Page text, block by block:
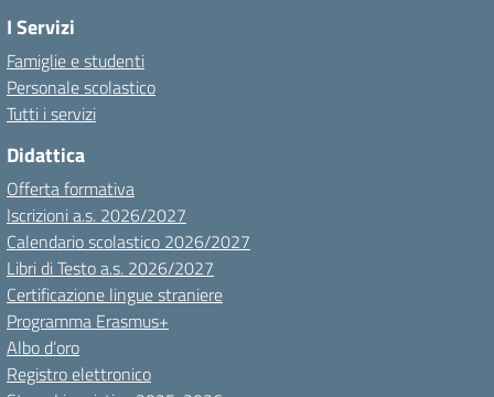
I Servizi
Famiglie e studenti
Personale scolastico
Tutti i servizi
Didattica
Offerta formativa
Iscrizioni a.s. 2026/2027
Calendario scolastico 2026/2027
Libri di Testo a.s. 2026/2027
Certificazione lingue straniere
Programma Erasmus+
Albo d’oro
Registro elettronico